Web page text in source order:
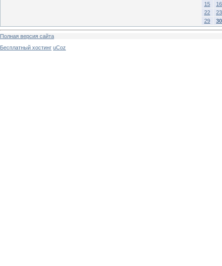
15
16
22
23
29
30
Полная версия сайта
Бесплатный хостинг uCoz